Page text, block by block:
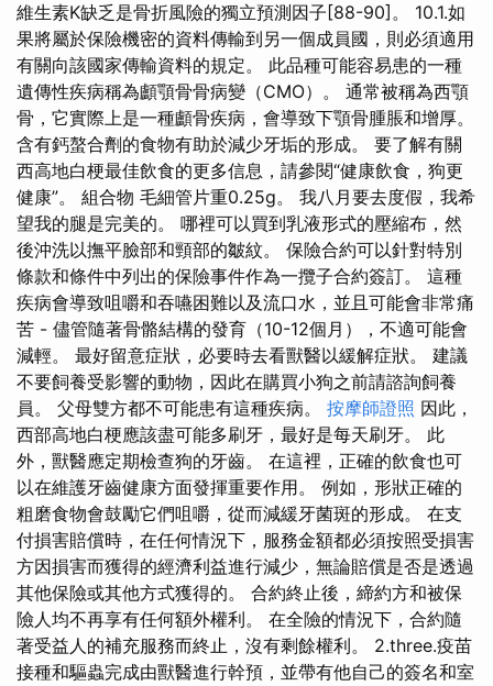
維生素K缺乏是骨折風險的獨立預測因子[88-90]。 10.1.如
果將屬於保險機密的資料傳輸到另一個成員國，則必須適用
有關向該國家傳輸資料的規定。 此品種可能容易患的一種
遺傳性疾病稱為顱顎骨骨病變（CMO）。 通常被稱為西顎
骨，它實際上是一種顱骨疾病，會導致下顎骨腫脹和增厚。
含有鈣螯合劑的食物有助於減少牙垢的形成。 要了解有關
西高地白梗最佳飲食的更多信息，請參閱“健康飲食，狗更
健康”。 組合物 毛細管片重0.25g。 我八月要去度假，我希
望我的腿是完美的。 哪裡可以買到乳液形式的壓縮布，然
後沖洗以撫平臉部和頸部的皺紋。 保險合約可以針對特別
條款和條件中列出的保險事件作為一攬子合約簽訂。 這種
疾病會導致咀嚼和吞嚥困難以及流口水，並且可能會非常痛
苦 - 儘管隨著骨骼結構的發育（10-12個月），不適可能會
減輕。 最好留意症狀，必要時去看獸醫以緩解症狀。 建議
不要飼養受影響的動物，因此在購買小狗之前請諮詢飼養
員。 父母雙方都不可能患有這種疾病。 按摩師證照 因此，
西部高地白梗應該盡可能多刷牙，最好是每天刷牙。 此
外，獸醫應定期檢查狗的牙齒。 在這裡，正確的飲食也可
以在維護牙齒健康方面發揮重要作用。 例如，形狀正確的
粗磨食物會鼓勵它們咀嚼，從而減緩牙菌斑的形成。 在支
付損害賠償時，在任何情況下，服務金額都必須按照受損害
方因損害而獲得的經濟利益進行減少，無論賠償是否是透過
其他保險或其他方式獲得的。 合約終止後，締約方和被保
險人均不再享有任何額外權利。 在全險的情況下，合約隨
著受益人的補充服務而終止，沒有剩餘權利。 2.three.疫苗
接種和驅蟲完成由獸醫進行幹預，並帶有他自己的簽名和室